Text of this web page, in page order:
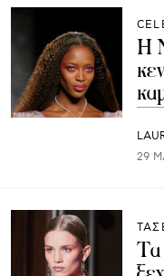
Η
29
Τα